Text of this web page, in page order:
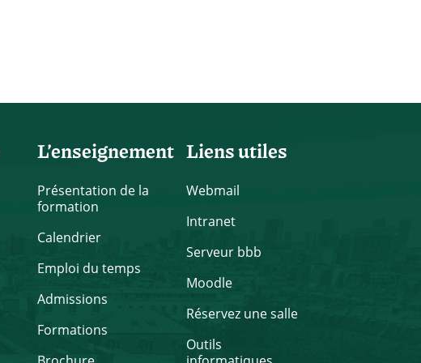
L’enseignement
Présentation de la
formation
Calendrier
Emploi du temps
Admissions
Formations
Liens utiles
Webmail
Intranet
Serveur bbb
Moodle
Réservez une salle
Outils